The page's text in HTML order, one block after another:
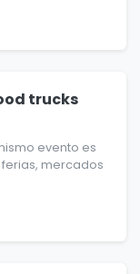
trucks
evento es
mercados